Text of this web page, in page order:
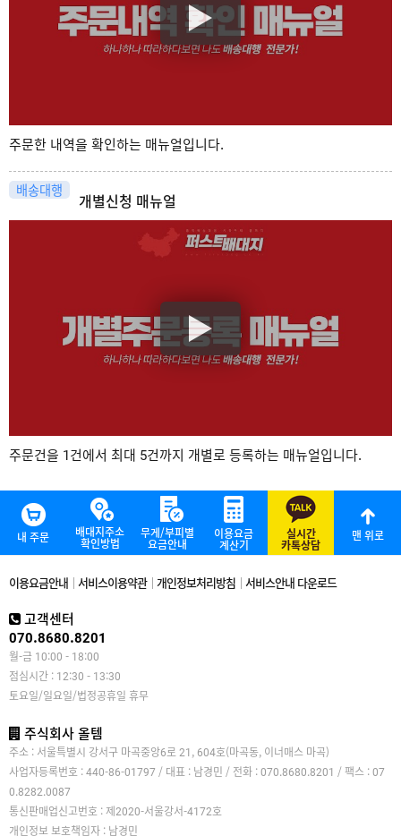
주문한 내역을 확인하는 매뉴얼입니다.
배송대행
개별신청 매뉴얼
주문건을 1건에서 최대 5건까지 개별로 등록하는 매뉴얼입니다.
내 주문 배대지주소
확인방법
무게/부피별
요금안내
이용요금
계산기
실시간
카톡상담
맨 위로
이용요금안내 서비스이용약관 개인정보처리방침 서비스안내 다운로드
고객센터
070.8680.8201
월-금 10:00 - 18:00
점심시간 : 12:30 - 13:30
토요일/일요일/법정공휴일 휴무
주식회사 올템
주소 : 서울특별시 강서구 마곡중앙6로 21, 604호(마곡동, 이너매스 마곡)
사업자등록번호 : 440-86-01797 / 대표 : 남경민 / 전화 : 070.8680.8201 / 팩스 : 07
0.8282.0087
통신판매업신고번호 : 제2020-서울강서-4172호
개인정보 보호책임자 : 남경민